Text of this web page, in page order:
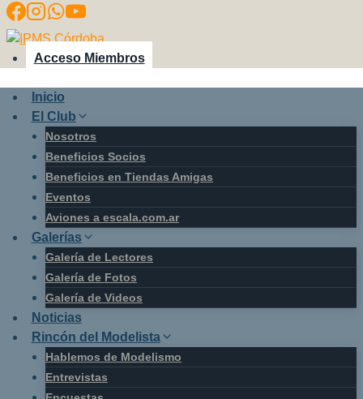
Saltar
al
contenido
Acceso Miembros
Inicio
El Club
Nosotros
Beneficios Socios
Beneficios en Tiendas Amigas
Eventos
Aviones a escala.com.ar
Galerías
Galería de Lectores
Galería de Fotos
Galería de Videos
Noticias
Rincón del Modelista
Hablemos de Modelismo
Entrevistas